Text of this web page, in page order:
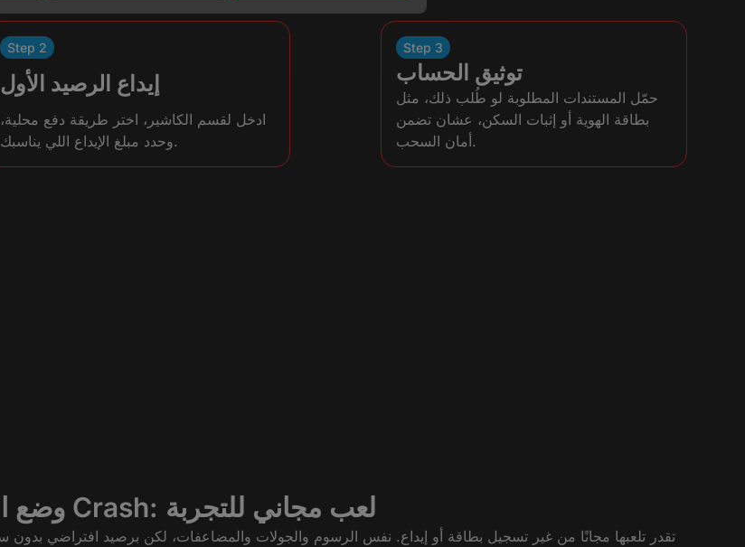
Step 2
إيداع الرصيد الأول
ادخل لقسم الكاشير، اختر طريقة دفع محلية،
وحدد مبلغ الإيداع اللي يناسبك.
Step 3
توثيق الحساب
حمّل المستندات المطلوبة لو طُلب ذلك، مثل
بطاقة الهوية أو إثبات السكن، عشان تضمن
أمان السحب.
وضع الديمو في Crash: لعب مجاني للتجربة